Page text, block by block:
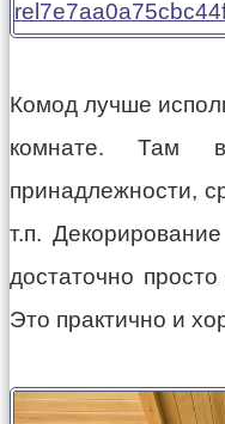
Комод лучше
комнате. Там
принадлежности,
т.п.
достаточно
Это практично и